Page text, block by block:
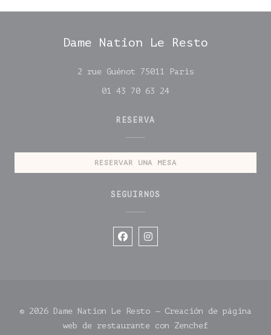
Dame Nation Le Resto
2 rue Guénot 75011 Paris((abre en una
01 43 70 63 24
RESERVA
RESERVAR UNA MESA
SEGUIRNOS
Facebook ((abre en una
Instagram ((abre en
© 2026 Dame Nation Le Resto — Creación de página
web de restaurante con Zenchef